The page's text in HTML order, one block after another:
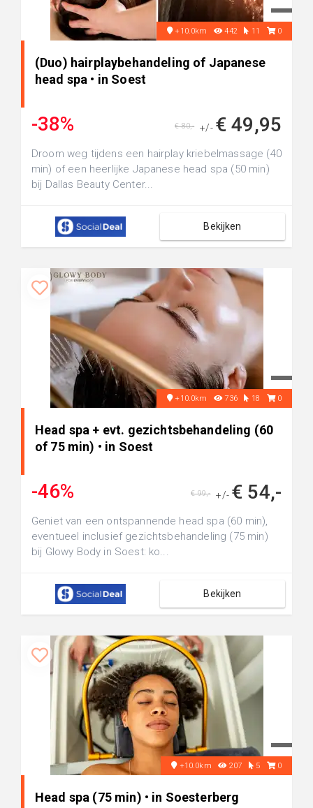
+10.0km 442 11 0
(Duo) hairplaybehandeling of Japanese
head spa • in Soest
-38% +/- € 49,95
€ 80,-
Droom weg tijdens een hairplay kriebelmassage (40
min) of een heerlijke Japanese head spa (50 min)
bij Dallas Beauty Center...
Bekijken
+10.0km 736 18 0
Head spa + evt. gezichtsbehandeling (60
of 75 min) • in Soest
-46% +/- € 54,-
€ 99,-
Geniet van een ontspannende head spa (60 min),
eventueel inclusief gezichtsbehandeling (75 min)
bij Glowy Body in Soest: ko...
Bekijken
+10.0km 207 5 0
Head spa (75 min) • in Soesterberg